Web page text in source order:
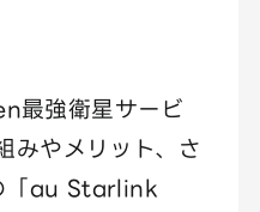
最強衛星サービ
みやメリット、さ
「au Starlink